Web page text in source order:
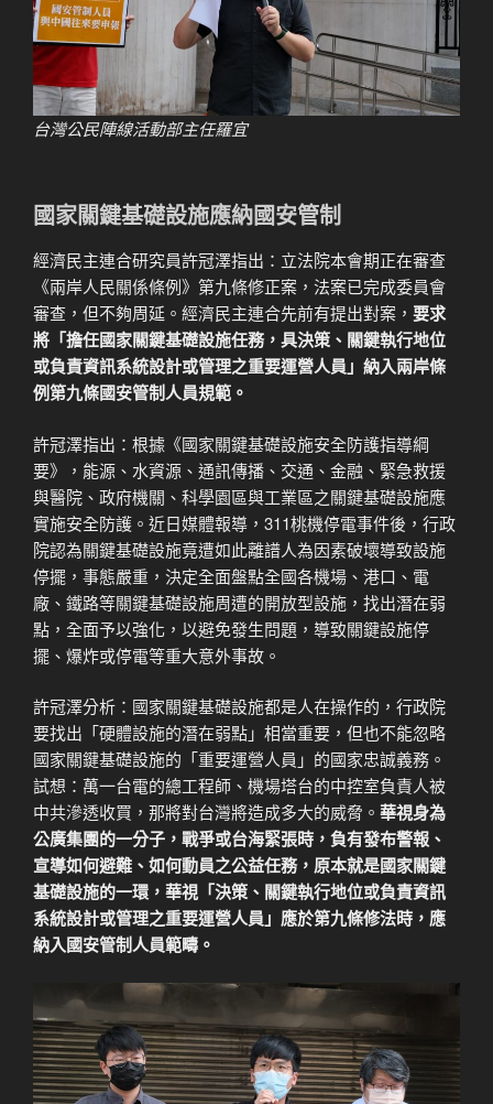
台灣公民陣線活動部主任羅宜
國家關鍵基礎設施應納國安管制
經濟民主連合研究員許冠澤指出：立法院本會期正在審查
《兩岸人民關係條例》第九條修正案，法案已完成委員會
審查，但不夠周延。經濟民主連合先前有提出對案， 要求
將「擔任國家關鍵基礎設施任務，具決策、關鍵執行地位
或負責資訊系統設計或管理之重要運營人員」納入兩岸條
例第九條國安管制人員規範。
許冠澤指出：根據《國家關鍵基礎設施安全防護指導綱
要》，能源、水資源、通訊傳播、交通、金融、緊急救援
與醫院、政府機關、科學園區與工業區之關鍵基礎設施應
實施安全防護。近日媒體報導，311桃機停電事件後，行政
院認為關鍵基礎設施竟遭如此離譜人為因素破壞導致設施
停擺，事態嚴重，決定全面盤點全國各機場、港口、電
廠、鐵路等關鍵基礎設施周遭的開放型設施，找出潛在弱
點，全面予以強化，以避免發生問題，導致關鍵設施停
擺、爆炸或停電等重大意外事故。
許冠澤分析：國家關鍵基礎設施都是人在操作的，行政院
要找出「硬體設施的潛在弱點」相當重要，但也不能忽略
國家關鍵基礎設施的「重要運營人員」的國家忠誠義務。
試想：萬一台電的總工程師、機場塔台的中控室負責人被
中共滲透收買，那將對台灣將造成多大的威脅。 華視身為
公廣集團的一分子，戰爭或台海緊張時，負有發布警報、
宣導如何避難、如何動員之公益任務，原本就是國家關鍵
基礎設施的一環，華視「決策、關鍵執行地位或負責資訊
系統設計或管理之重要運營人員」應於第九條修法時，應
納入國安管制人員範疇。